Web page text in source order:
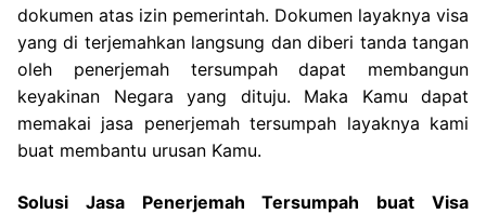
dokumen atas izin pemerintah. Dokumen layaknya visa
yang di terjemahkan langsung dan diberi tanda tangan
oleh penerjemah tersumpah dapat membangun
keyakinan Negara yang dituju. Maka Kamu dapat
memakai jasa penerjemah tersumpah layaknya kami
buat membantu urusan Kamu.
Solusi Jasa Penerjemah Tersumpah buat Visa